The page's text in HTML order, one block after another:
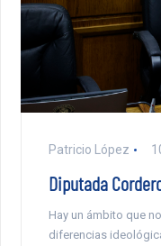
Patricio López
Diputada
Hay un ámbito que
diferencias